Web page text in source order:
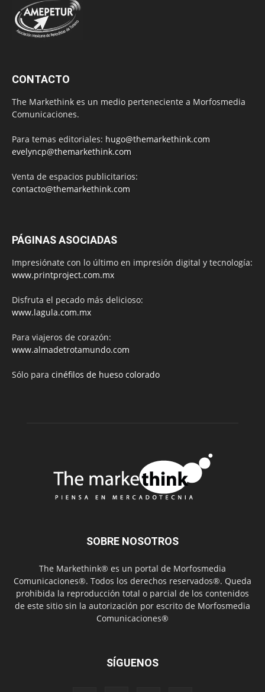
CONTACTO
The Markethink es un medio perteneciente a Morfosmedia
Comunicaciones.
Para temas editoriales: hugo@themarkethink.com
evelyncp@themarkethink.com
Venta de espacios publicitarios:
contacto@themarkethink.com
PÁGINAS ASOCIADAS
Impresiónate con lo último en impresión digital y tecnología:
www.printproject.com.mx
Disfruta el pecado más delicioso:
www.lagula.com.mx
Para viajeros de corazón:
www.almadetrotamundo.com
Sólo para cinéfilos de hueso colorado
SOBRE NOSOTROS
The Markethink® es un portal de Morfosmedia
Comunicaciones®. Todos los derechos reservados®. Queda
prohibida la reproducción total o parcial de los contenidos
de este sitio sin la autorización por escrito de Morfosmedia
Comunicaciones®
SÍGUENOS